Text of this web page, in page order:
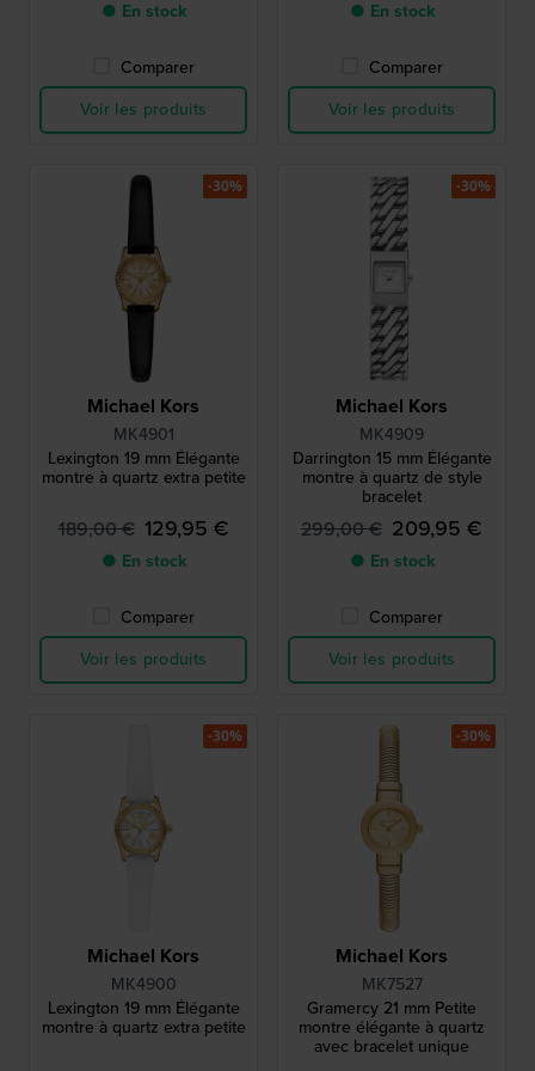
● En stock
Comparer
Voir les produits
● En stock
Comparer
Voir les produits
Michael Kors
MK4901
Lexington 19 mm Élégante
montre à quartz extra petite
189,00 € 129,95 €
● En stock
Comparer
Voir les produits
-30%
Michael Kors
MK4909
Darrington 15 mm Élégante
montre à quartz de style
bracelet
299,00 € 209,95 €
● En stock
Comparer
Voir les produits
-30%
Michael Kors
MK4900
Lexington 19 mm Élégante
montre à quartz extra petite
-30%
Michael Kors
MK7527
Gramercy 21 mm Petite
montre élégante à quartz
avec bracelet unique
-30%